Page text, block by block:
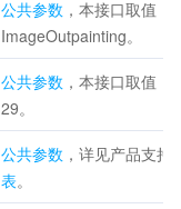
公共参数 ，本接口取值：
ImageOutpainting。
公共参数 ，本接口取值：
29。
公共参数 ，详见产品支持
表。